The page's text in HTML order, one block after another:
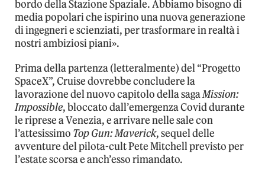
bordo della Stazione Spaziale. Abbiamo bisogno di
media popolari che ispirino una nuova generazione
di ingegneri e scienziati, per trasformare in realtà i
nostri ambiziosi piani».
Prima della partenza (letteralmente) del “Progetto
SpaceX”, Cruise dovrebbe concludere la
lavorazione del nuovo capitolo della sagaMission:
Impossible, bloccato dall’emergenza Covid durante
le riprese a Venezia, e arrivare nelle sale con
l’attesissimo Top Gun: Maverick, sequel delle
avventure del pilota-cult Pete Mitchell previsto per
l’estate scorsa e anch’esso rimandato.